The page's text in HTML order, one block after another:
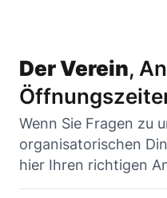
Der Verein,
Wenn Sie Fragen zu
organisatorischen
hier Ihren richtigen